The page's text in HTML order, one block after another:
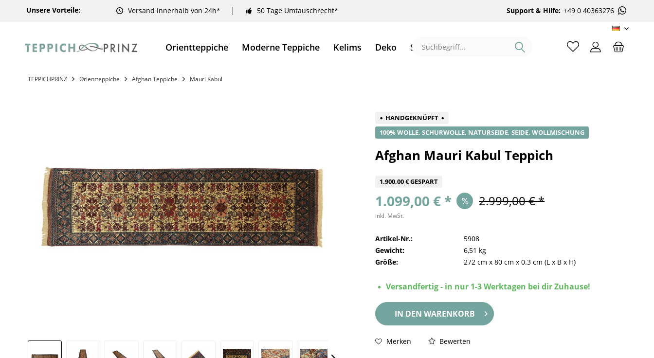
Unsere Vorteile: Versand innerhalb von 24h* 50 Tage Umtauschrecht* Support & Hilfe: +49 0 40363276
DE
Orientteppiche Moderne Teppiche Kelims Deko Sale %
TEPPICHPRINZ Orientteppiche Afghan Teppiche Mauri Kabul
HANDGEKNÜPFT
100% WOLLE, SCHURWOLLE, NATURSEIDE, SEIDE, WOLLMISCHUNG
Afghan Mauri Kabul Teppich
1.900,00 € GESPART
1.099,00 € * 2.999,00 € *
inkl. MwSt.
Artikel-Nr.:
5908
Gewicht:
6,51 kg
Größe:
272 cm x80 cm x0.3 cm (L x B x H)
Versandfertig - in nur 1-3 Werktagen bei dir Zuhause!
IN DEN WARENKORB
Merken Bewerten